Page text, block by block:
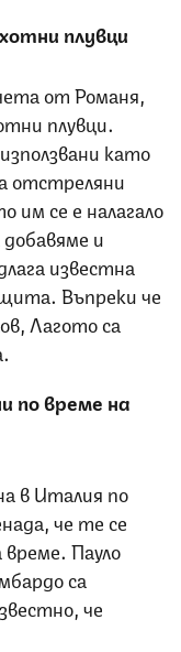
плувци
от Романя,
плувци.
като
отстреляни
им се е налагало
и
известна
Въпреки че
Лагото са
по време на
в Италия по
че те се
Пауло
са
че